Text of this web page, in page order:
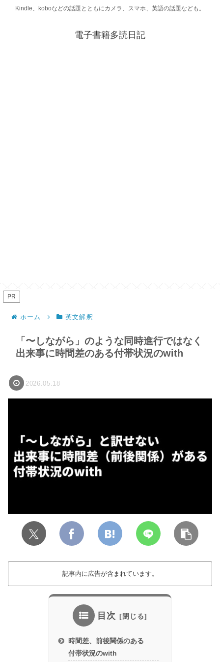
Kindle、koboなどの話題とともにカメラ、スマホ、英語の話題なども。
電子書籍多読日記
PR
ホーム 英文解釈
「〜しながら」のような同時進行ではなく
出来事に時間差のある付帯状況のwith
2026.05.18
記事内に広告が含まれています。
目次
時間差、前後関係のある
付帯状況のwith